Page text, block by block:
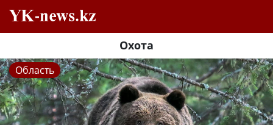
Охота
Область